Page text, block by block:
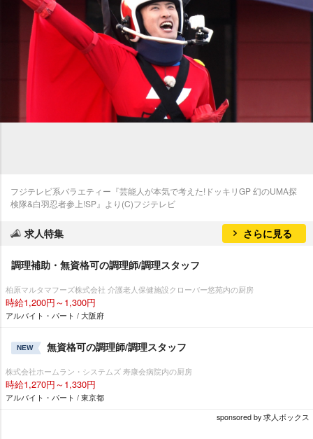
フジテレビ系バラエティー『芸能人が本気で考えた!ドッキリGP 幻のUMA探
検隊&白羽忍者参上!SP』より(C)フジテレビ
求人特集 さらに見る
調理補助・無資格可の調理師/調理スタッフ
柏原マルタマフーズ株式会社 介護老人保健施設クローバー悠苑内の厨房
時給1,200円～1,300円
アルバイト・パート / 大阪府
NEW 無資格可の調理師/調理スタッフ
株式会社ホームラン・システムズ 寿康会病院内の厨房
時給1,270円～1,330円
アルバイト・パート / 東京都
sponsored by 求人ボックス